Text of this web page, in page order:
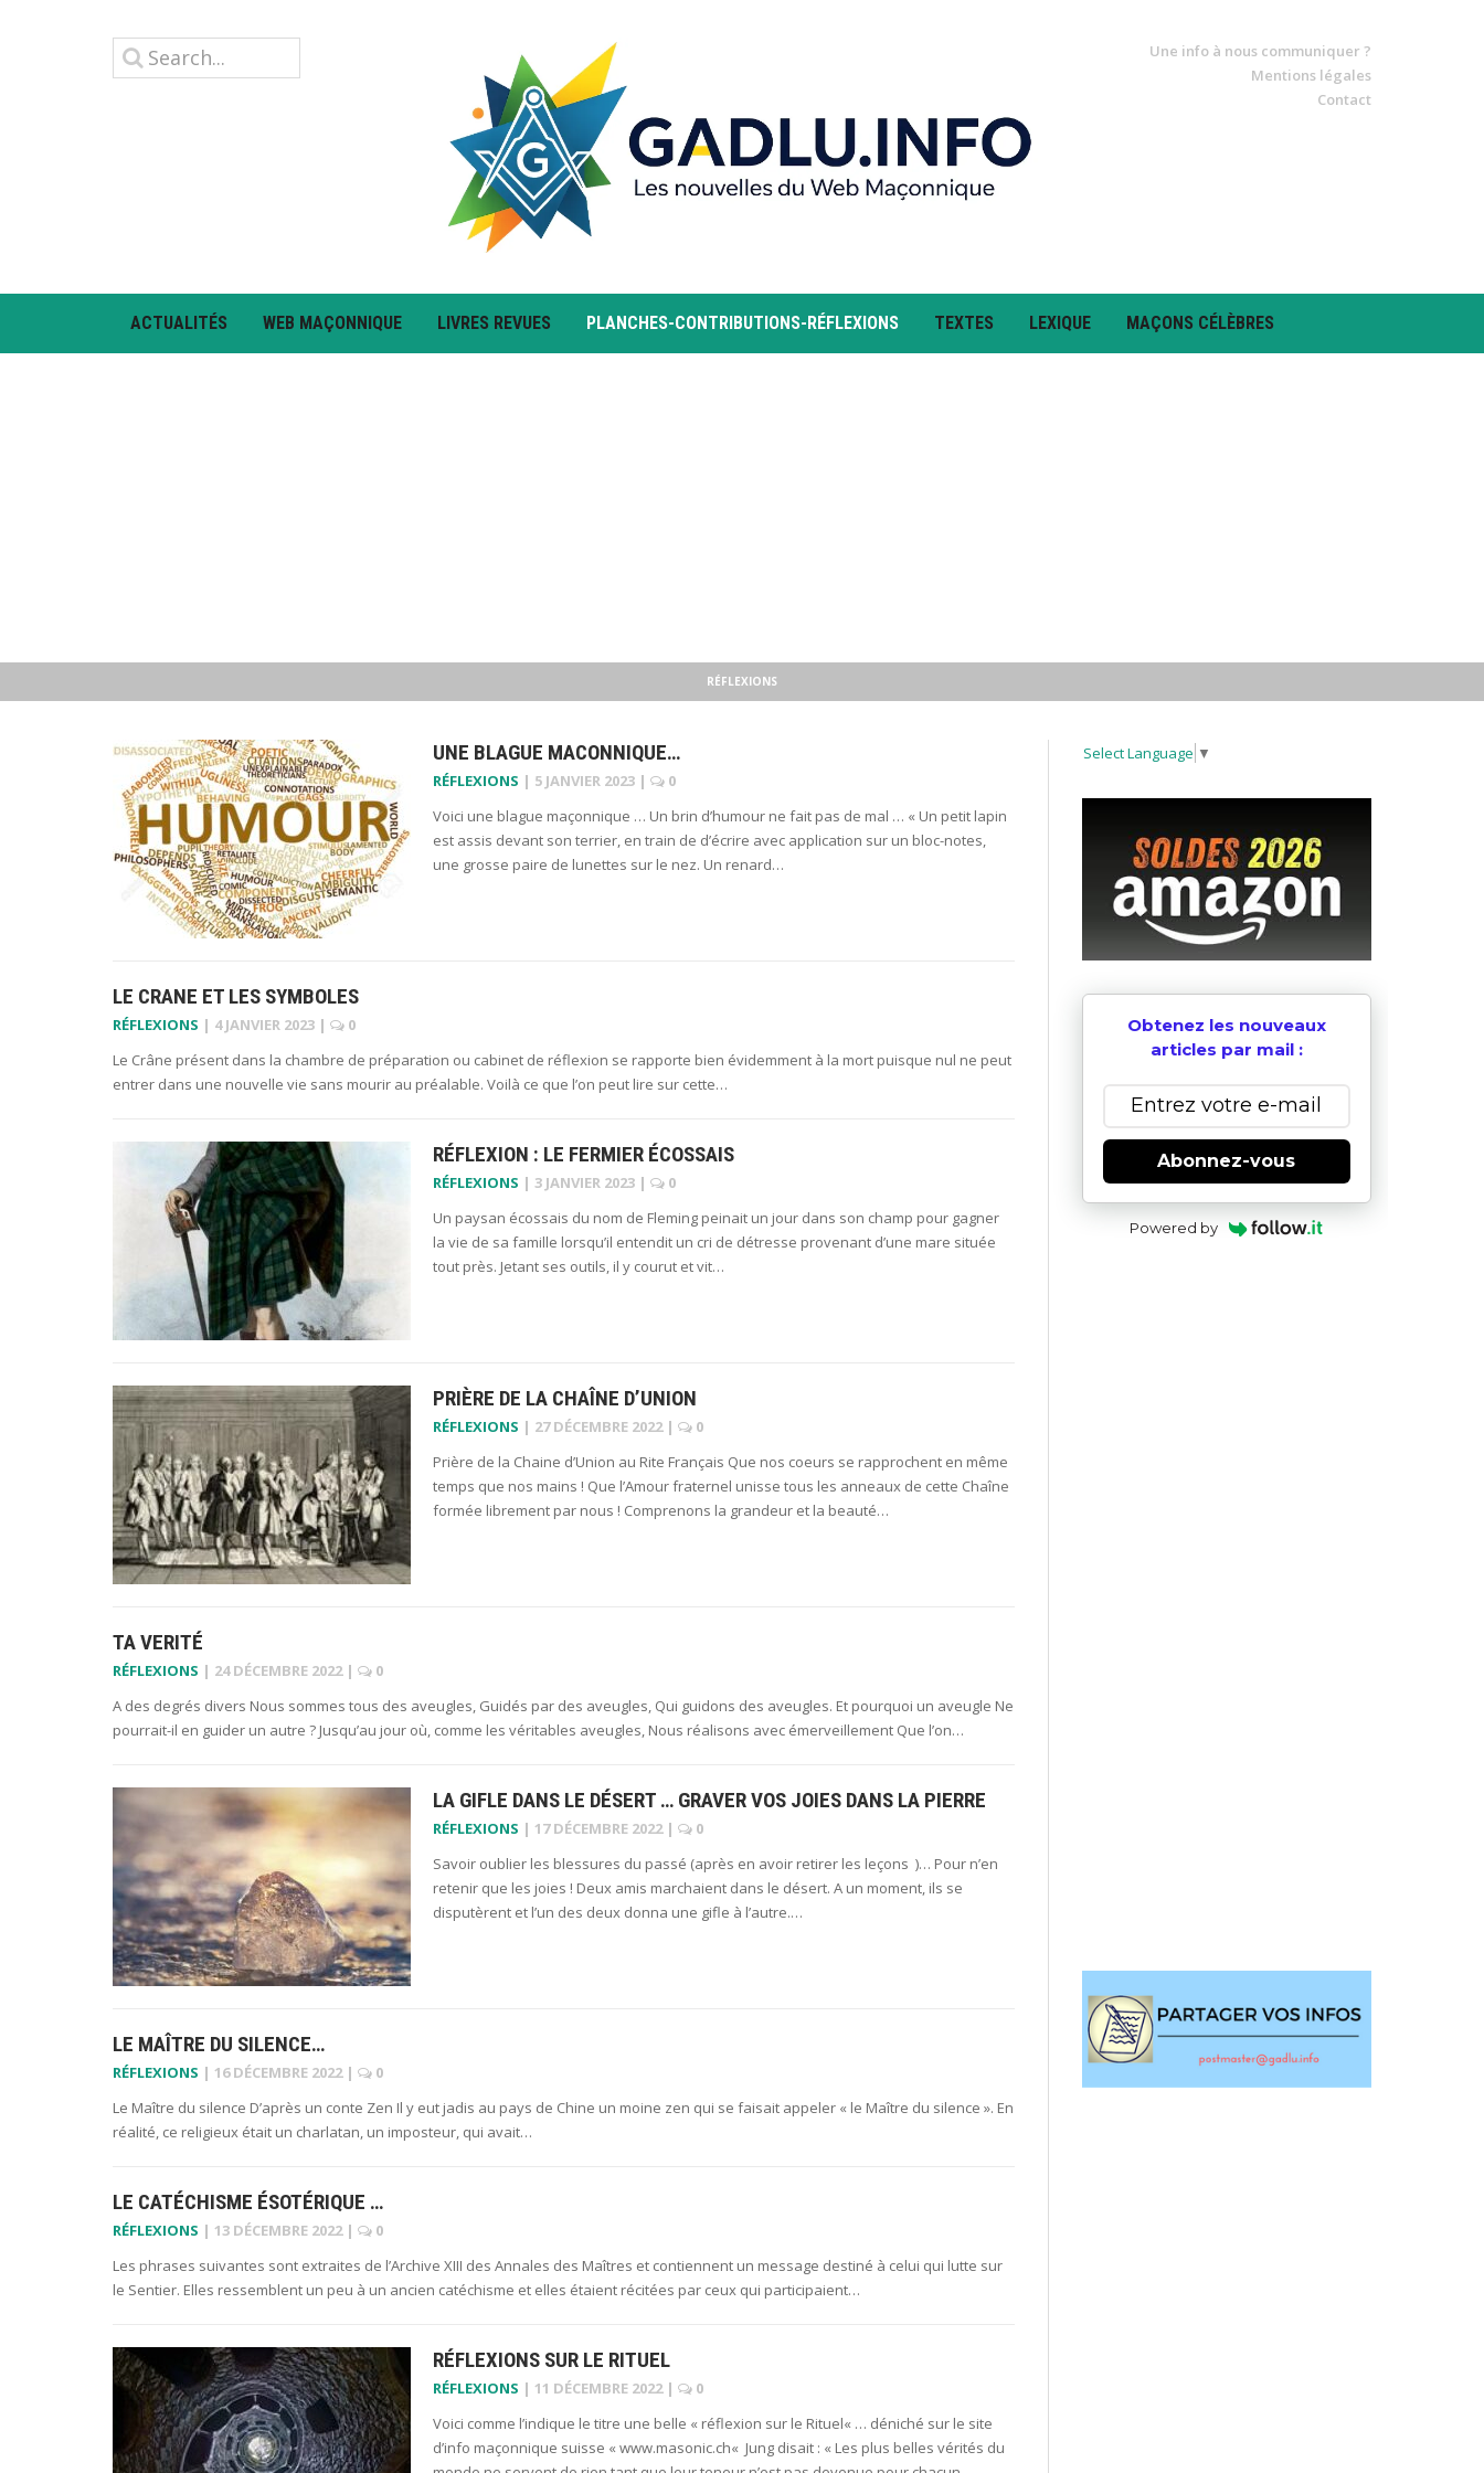
Une info à nous communiquer ?
Mentions légales
Contact
ACTUALITÉS WEB MAÇONNIQUE LIVRES REVUES PLANCHES-CONTRIBUTIONS-RÉFLEXIONS TEXTES LEXIQUE MAÇONS CÉLÈBRES
RÉFLEXIONS
UNE BLAGUE MACONNIQUE…
RÉFLEXIONS | 5 JANVIER 2023 |
0
Voici une blague maçonnique … Un brin d’humour ne fait pas de mal … « Un petit lapin
est assis devant son terrier, en train de d’écrire avec application sur un bloc-notes,
une grosse paire de lunettes sur le nez. Un renard…
LE CRANE ET LES SYMBOLES
RÉFLEXIONS | 4 JANVIER 2023 |
0
Le Crâne présent dans la chambre de préparation ou cabinet de réflexion se rapporte bien évidemment à la mort puisque nul ne peut
entrer dans une nouvelle vie sans mourir au préalable. Voilà ce que l’on peut lire sur cette…
RÉFLEXION : LE FERMIER ÉCOSSAIS
RÉFLEXIONS | 3 JANVIER 2023 |
0
Un paysan écossais du nom de Fleming peinait un jour dans son champ pour gagner
la vie de sa famille lorsqu’il entendit un cri de détresse provenant d’une mare située
tout près. Jetant ses outils, il y courut et vit…
PRIÈRE DE LA CHAÎNE D’UNION
RÉFLEXIONS | 27 DÉCEMBRE 2022 |
0
Prière de la Chaine d’Union au Rite Français Que nos coeurs se rapprochent en même
temps que nos mains ! Que l’Amour fraternel unisse tous les anneaux de cette Chaîne
formée librement par nous ! Comprenons la grandeur et la beauté…
TA VERITÉ
RÉFLEXIONS | 24 DÉCEMBRE 2022 |
0
A des degrés divers Nous sommes tous des aveugles, Guidés par des aveugles, Qui guidons des aveugles. Et pourquoi un aveugle Ne
pourrait-il en guider un autre ? Jusqu’au jour où, comme les véritables aveugles, Nous réalisons avec émerveillement Que l’on…
LA GIFLE DANS LE DÉSERT … GRAVER VOS JOIES DANS LA PIERRE
RÉFLEXIONS | 17 DÉCEMBRE 2022 |
0
Savoir oublier les blessures du passé (après en avoir retirer les leçons )… Pour n’en
retenir que les joies ! Deux amis marchaient dans le désert. A un moment, ils se
disputèrent et l’un des deux donna une gifle à l’autre.…
LE MAÎTRE DU SILENCE…
RÉFLEXIONS | 16 DÉCEMBRE 2022 |
0
Le Maître du silence D’après un conte Zen Il y eut jadis au pays de Chine un moine zen qui se faisait appeler « le Maître du silence ». En
réalité, ce religieux était un charlatan, un imposteur, qui avait…
LE CATÉCHISME ÉSOTÉRIQUE …
RÉFLEXIONS | 13 DÉCEMBRE 2022 |
0
Les phrases suivantes sont extraites de l’Archive XIII des Annales des Maîtres et contiennent un message destiné à celui qui lutte sur
le Sentier. Elles ressemblent un peu à un ancien catéchisme et elles étaient récitées par ceux qui participaient…
RÉFLEXIONS SUR LE RITUEL
RÉFLEXIONS | 11 DÉCEMBRE 2022 |
0
Voici comme l’indique le titre une belle « réflexion sur le Rituel« … déniché sur le site
d’info maçonnique suisse « www.masonic.ch« Jung disait : « Les plus belles vérités du
Select Language ▼
Obtenez les nouveaux
articles par mail :
Abonnez-vous
Powered by